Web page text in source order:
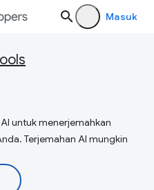
Masuk
untuk menerjemahkan
Terjemahan AI mungkin